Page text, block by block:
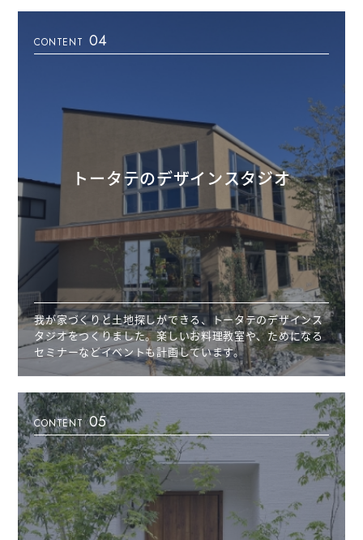
CONTENT 04
トータテのデザインスタジオ
我が家づくりと土地探しができる、トータテのデザインス
タジオをつくりました。楽しいお料理教室や、ためになる
セミナーなどイベントも計画しています。
CONTENT 05